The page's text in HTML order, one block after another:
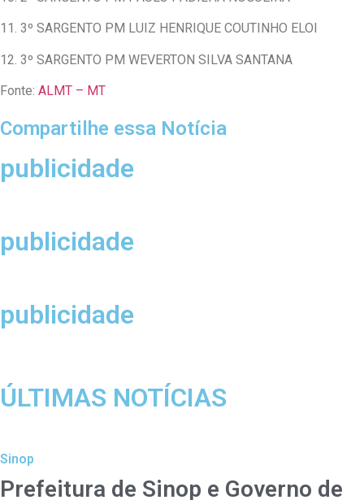
11. 3º SARGENTO PM LUIZ HENRIQUE COUTINHO ELOI
12. 3º SARGENTO PM WEVERTON SILVA SANTANA
Fonte: ALMT – MT
Compartilhe essa Notícia
publicidade
publicidade
publicidade
ÚLTIMAS NOTÍCIAS
Sinop
Prefeitura de Sinop e Governo de